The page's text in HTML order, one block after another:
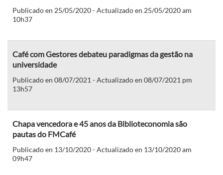
Publicado en 25/05/2020 - Actualizado en 25/05/2020 am
10h37
Café com Gestores debateu paradigmas da gestão na
universidade
Publicado en 08/07/2021 - Actualizado en 08/07/2021 pm
13h57
Chapa vencedora e 45 anos da Biblioteconomia são
pautas do FMCafé
Publicado en 13/10/2020 - Actualizado en 13/10/2020 am
09h47